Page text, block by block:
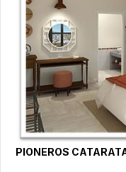
PIONEROS